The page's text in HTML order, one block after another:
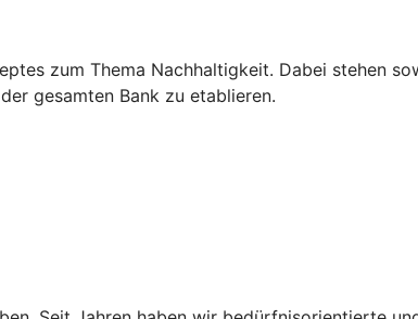
zum Thema Nachhaltigkeit. Dabei stehen
gesamten Bank zu etablieren.